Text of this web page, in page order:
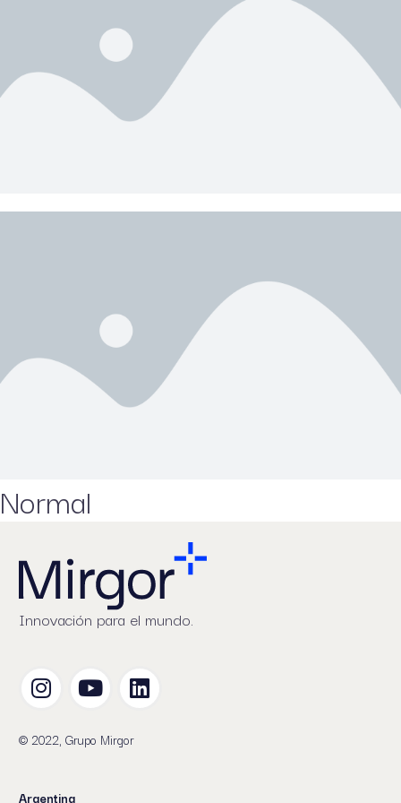
Normal
Innovación para el mundo.
© 2022, Grupo Mirgor
Argentina